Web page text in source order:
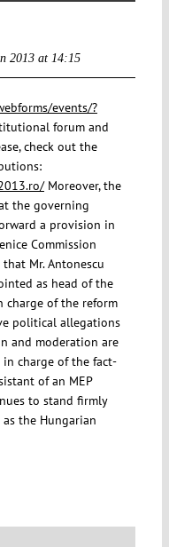
2013 at 14:15
events/?
forum and
check out the
Moreover, the
the governing
a provision in
Commission
Mr. Antonescu
as head of the
charge of the reform
political allegations
and moderation are
in charge of the fact-
of an MEP
to stand firmly
the Hungarian